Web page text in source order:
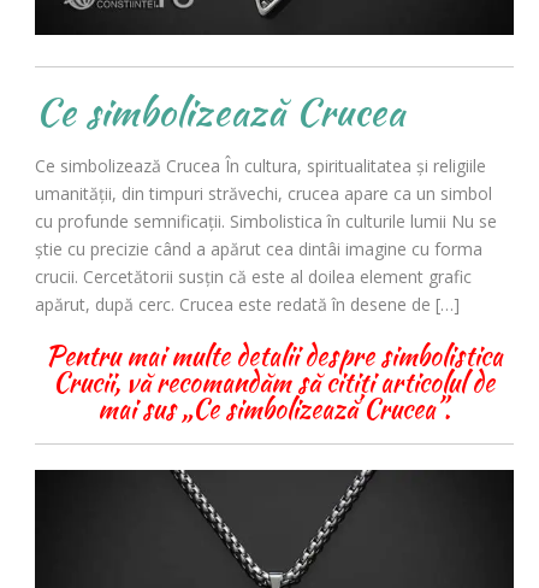
Ce simbolizează Crucea
Ce simbolizează Crucea În cultura, spiritualitatea şi religiile
umanităţii, din timpuri străvechi, crucea apare ca un simbol
cu profunde semnificaţii. Simbolistica în culturile lumii Nu se
ştie cu precizie când a apărut cea dintâi imagine cu forma
crucii. Cercetătorii susţin că este al doilea element grafic
apărut, după cerc. Crucea este redată în desene de […]
Pentru mai multe detalii despre simbolistica
Crucii, vă recomandăm să citiți articolul de
mai sus „Ce simbolizează Crucea”.